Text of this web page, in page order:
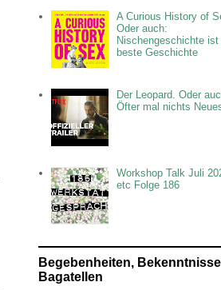
A Curious History of
Oder auch:
Nischengeschichte ist
beste Geschichte
Der Leopard. Oder
Öfter mal nichts
Workshop Talk Juli
etc Folge 186
Begebenheiten,
Bagatellen